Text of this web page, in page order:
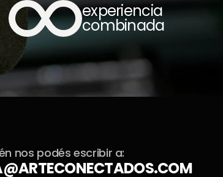
experiencia
combinada
nos podés escribir a: